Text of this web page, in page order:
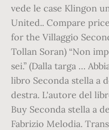
vede le case Klingon
United.. Compare
for the Villaggio
Tollan Soran) “Non
sei.” (Dalla targa …
libro Seconda stella a
destra. L'autore del
Buy Seconda stella a
Fabrizio Melodia.